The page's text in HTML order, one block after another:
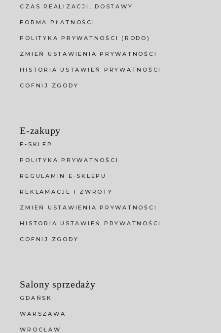
CZAS REALIZACJI, DOSTAWY
FORMA PŁATNOŚCI
POLITYKA PRYWATNOŚCI (RODO)
ZMIEŃ USTAWIENIA PRYWATNOŚCI
HISTORIA USTAWIEŃ PRYWATNOŚCI
COFNIJ ZGODY
E-zakupy
E-SKLEP
POLITYKA PRYWATNOŚCI
REGULAMIN E-SKLEPU
REKLAMACJE I ZWROTY
ZMIEŃ USTAWIENIA PRYWATNOŚCI
HISTORIA USTAWIEŃ PRYWATNOŚCI
COFNIJ ZGODY
Salony sprzedaży
GDAŃSK
WARSZAWA
WROCŁAW